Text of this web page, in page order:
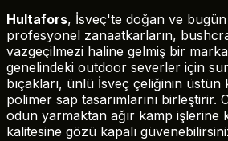
Hultafors, İsveç'te doğan ve
profesyonel zanaatkarların,
vazgeçilmezi haline gelmiş bir
genelindeki outdoor severler için
bıçakları, ünlü İsveç çeliğinin üstün
polimer sap tasarımlarını birleştirir.
odun yarmaktan ağır kamp işlerine
kalitesine gözü kapalı